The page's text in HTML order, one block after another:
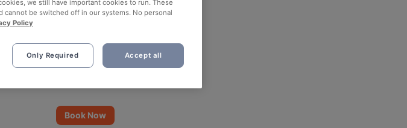
Book Now
we still have important cookies to run. These
be switched off in our systems. No personal
Policy
Only Required Accept all